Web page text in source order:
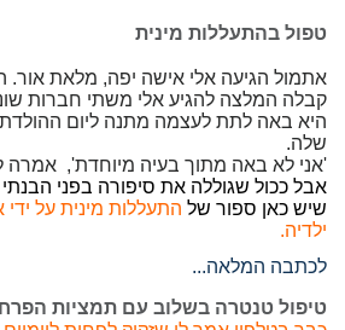
טפול בהתעללות מינית
אתמול הגיעה אלי אישה יפה, מלאת אור.
קבלה המלצה להגיע אלי משתי חברות
היא באה לתת לעצמה מתנה ליום ההולדת
שלה.
'אני לא באה מתוך בעיה מיוחדת', אמרה
אבל ככול שגוללה את סיפורה בפני הבנתי
שיש כאן ספור של התעללות מינית על ידי
ילדיה.
לכתבה המלאה...
טיפול טנטרה בשלוב עם תמציות